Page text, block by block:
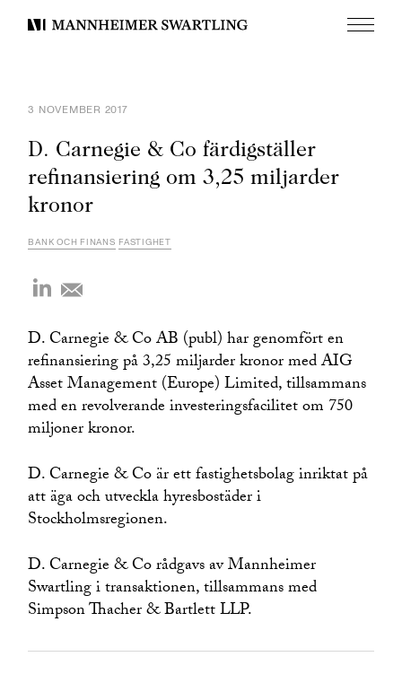
Mannheimer
Meny
3 NOVEMBER 2017
D. Carnegie & Co färdigställer
refinansiering om 3,25 miljarder
kronor
BANK OCH FINANS FASTIGHET
D. Carnegie & Co AB (publ) har genomfört en
refinansiering på 3,25 miljarder kronor med AIG
Asset Management (Europe) Limited, tillsammans
med en revolverande investeringsfacilitet om 750
miljoner kronor.
D. Carnegie & Co är ett fastighetsbolag inriktat på
att äga och utveckla hyresbostäder i
Stockholmsregionen.
D. Carnegie & Co rådgavs av Mannheimer
Swartling i transaktionen, tillsammans med
Simpson Thacher & Bartlett LLP.